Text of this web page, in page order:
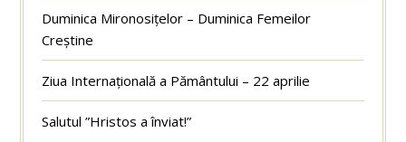
Duminica Mironosițelor – Duminica Femeilor
Creștine
Ziua Internațională a Pământului – 22 aprilie
Salutul ”Hristos a înviat!”